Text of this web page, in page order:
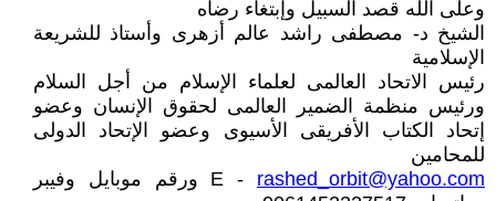
وعلى الله قصد السبيل وإبتغاء رضاه
الشيخ د- مصطفى راشد عالم أزهرى وأستاذ للشريعة
الإسلامية
رئيس الاتحاد العالمى لعلماء الإسلام من أجل السلام
ورئيس منظمة الضمير العالمى لحقوق الإنسان وعضو
إتحاد الكتاب الأفريقى الأسيوى وعضو الإتحاد الدولى
للمحامين
E - rashed_orbit@yahoo.com
ورقم موبايل وفيبر